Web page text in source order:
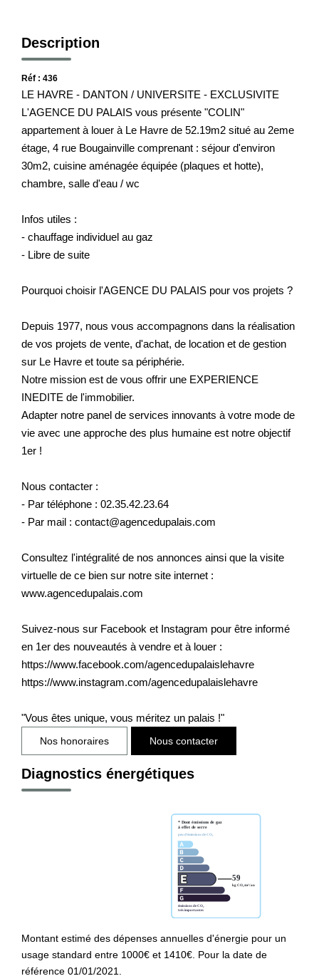
Description
Réf : 436
LE HAVRE - DANTON / UNIVERSITE - EXCLUSIVITE
L'AGENCE DU PALAIS vous présente "COLIN"
appartement à louer à Le Havre de 52.19m2 situé au 2eme
étage, 4 rue Bougainville comprenant : séjour d'environ
30m2, cuisine aménagée équipée (plaques et hotte),
chambre, salle d'eau / wc
Infos utiles :
- chauffage individuel au gaz
- Libre de suite
Pourquoi choisir l'AGENCE DU PALAIS pour vos projets ?
Depuis 1977, nous vous accompagnons dans la réalisation
de vos projets de vente, d'achat, de location et de gestion
sur Le Havre et toute sa périphérie.
Notre mission est de vous offrir une EXPERIENCE
INEDITE de l'immobilier.
Adapter notre panel de services innovants à votre mode de
vie avec une approche des plus humaine est notre objectif
1er !
Nous contacter :
- Par téléphone : 02.35.42.23.64
- Par mail : contact@agencedupalais.com
Consultez l'intégralité de nos annonces ainsi que la visite
virtuelle de ce bien sur notre site internet :
www.agencedupalais.com
Suivez-nous sur Facebook et Instagram pour être informé
en 1er des nouveautés à vendre et à louer :
https://www.facebook.com/agencedupalaislehavre
https://www.instagram.com/agencedupalaislehavre
"Vous êtes unique, vous méritez un palais !"
Nos honoraires Nous contacter
Diagnostics énergétiques
Montant estimé des dépenses annuelles d'énergie pour un
usage standard entre 1000€ et 1410€. Pour la date de
référence 01/01/2021.